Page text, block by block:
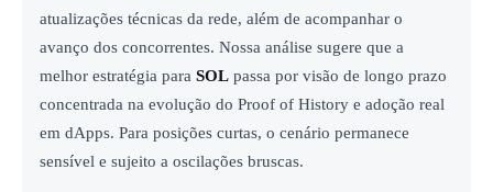
atualizações técnicas da rede, além de acompanhar o
avanço dos concorrentes. Nossa análise sugere que a
melhor estratégia para SOL passa por visão de longo prazo
concentrada na evolução do Proof of History e adoção real
em dApps. Para posições curtas, o cenário permanece
sensível e sujeito a oscilações bruscas.